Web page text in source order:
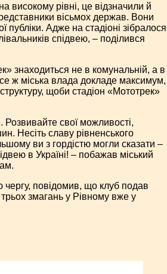
високому рівні, це відзначили й
вісьмох держав. Вони
публіки. Адже на стадіоні зібралося
спідвею, – поділився
знаходиться не в комунальній, а в
ж міська влада докладе максимум,
щоби стадіон «Мототрек»
свої можливості,
Несіть славу рівненського
ви з гордістю могли сказати –
в Україні! – побажав міський
чергу, повідомив, що клуб подав
змагань у Рівному вже у